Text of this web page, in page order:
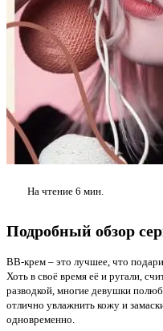
На чтение 6 мин.
Подробный обзор
BB-крем – это лучшее, что
Хоть в своё время её и ругали,
разводкой, многие девушки
отлично увлажнить кожу и
одновременно.